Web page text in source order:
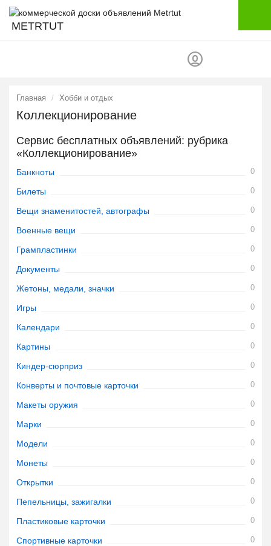
METRTUT
Главная Хобби и отдых
Коллекционирование
Сервис бесплатных объявлений: рубрика
«Коллекционирование»
Банкноты 0
Билеты 0
Вещи знаменитостей, автографы 0
Военные вещи 0
Грампластинки 0
Документы 0
Жетоны, медали, значки 0
Игры 0
Календари 0
Картины 0
Киндер-сюрприз 0
Конверты и почтовые карточки 0
Макеты оружия 0
Марки 0
Модели 0
Монеты 0
Открытки 0
Пепельницы, зажигалки 0
Пластиковые карточки 0
Спортивные карточки 0